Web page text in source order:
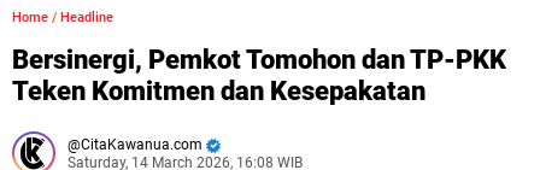
Home / Headline
Bersinergi, Pemkot Tomohon dan TP-PKK
Teken Komitmen dan Kesepakatan
CitaKawanua.com
Saturday, 14 March 2026, 16:08 WIB